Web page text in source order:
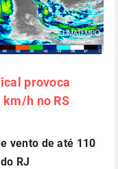
provoca
h no RS
vento de até 110
RJ